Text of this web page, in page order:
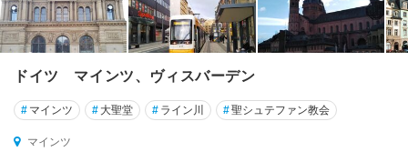
リ
ン
ゲ
ド
ナ
ウ
ドイツ マインツ、ヴィスバーデン
# マインツ # 大聖堂 # ライン川 #聖シュテファン教会
マインツ